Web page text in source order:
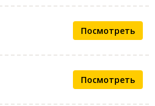
Посмотреть
Посмотреть